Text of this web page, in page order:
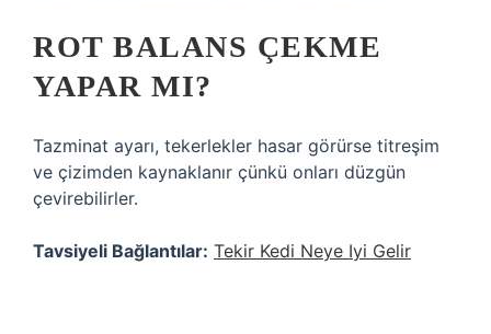
ROT BALANS ÇEKME
YAPAR MI?
Tazminat ayarı, tekerlekler hasar görürse titreşim
ve çizimden kaynaklanır çünkü onları düzgün
çevirebilirler.
Tavsiyeli Bağlantılar: Tekir Kedi Neye Iyi Gelir